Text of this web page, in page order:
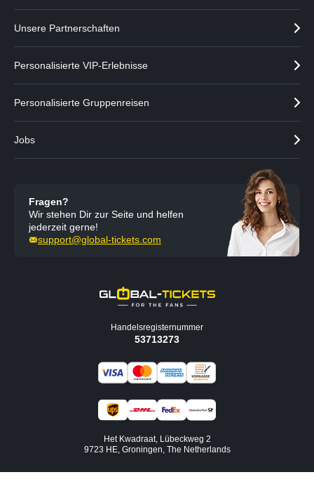
i
n
e
n
Unsere Partnerschaften
Personalisierte VIP-Erlebnisse
Personalisierte Gruppenreisen
Jobs
Fragen?
Wir stehen Dir zur Seite und helfen
jederzeit gerne!
support@global-tickets.com
Handelsregisternummer
53713273
Het Kwadraat, Lübeckweg 2
9723 HE, Groningen, The Netherlands